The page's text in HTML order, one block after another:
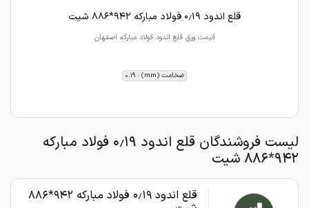
قلع اندود ۰٫۱۹ فولاد مبارکه ۹۴۲*۸۸۶ شیت
قیمت ورق قلع اندود فولاد مبارکه اصفهان
ضخامت (mm) : 0.19
لیست فروشندگان قلع اندود ۰٫۱۹ فولاد مبارکه
۹۴۲*۸۸۶ شیت
قلع اندود ۰٫۱۹ فولاد مبارکه ۹۴۲*۸۸۶